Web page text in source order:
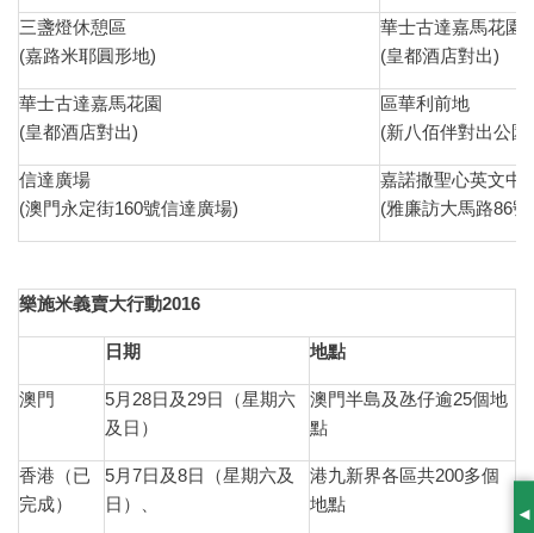
三盞燈休憩區
(嘉路米耶圓形地)
華士古達嘉馬花園
(皇都酒店對出)
華士古達嘉馬花園
(皇都酒店對出)
區華利前地
(新八佰伴對出公園
信達廣場
(澳門永定街160號信達廣場)
嘉諾撒聖心英文中
(雅廉訪大馬路86號
樂施米義賣大行動2016
日期 地點
澳門
5月28日及29日（星期六
及日）
澳門半島及氹仔逾25個地
點
香港（已
完成）
5月7日及8日（星期六及
日）、
港九新界各區共200多個
地點